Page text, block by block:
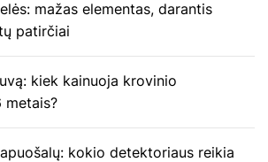
mažas elementas, darantis
patirčiai
kiek kainuoja krovinio
metais?
kokio detektoriaus reikia